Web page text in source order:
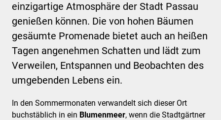
einzigartige Atmosphäre der Stadt Passau
genießen können. Die von hohen Bäumen
gesäumte Promenade bietet auch an heißen
Tagen angenehmen Schatten und lädt zum
Verweilen, Entspannen und Beobachten des
umgebenden Lebens ein.
In den Sommermonaten verwandelt sich dieser Ort
buchstäblich in ein Blumenmeer, wenn die Stadtgärtner